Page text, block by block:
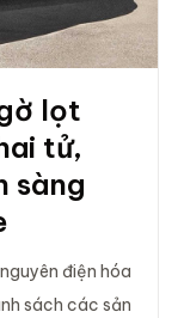
lọt
tử,
sàng
điện hóa
sách các sản